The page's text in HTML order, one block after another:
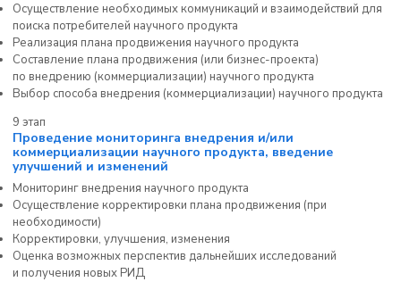
Осуществление необходимых коммуникаций и взаимодействий для
поиска потребителей научного продукта
Реализация плана продвижения научного продукта
Составление плана продвижения (или бизнес-проекта)
по внедрению (коммерциализации) научного продукта
Выбор способа внедрения (коммерциализации) научного продукта
9 этап
Проведение мониторинга внедрения и/или
коммерциализации научного продукта, введение
улучшений и изменений
Мониторинг внедрения научного продукта
Осуществление корректировки плана продвижения (при
необходимости)
Корректировки, улучшения, изменения
Оценка возможных перспектив дальнейших исследований
и получения новых РИД